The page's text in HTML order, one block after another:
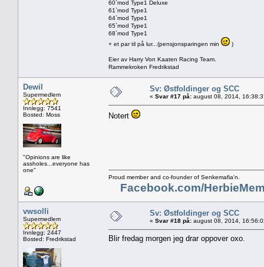
60`mod Type1 Deluxe
61`mod Type1
64`mod Type1
65`mod Type1
68`mod Type1
+ et par til på lur...(pensjonsparingen min
)
Eier av Harry Von Kaaten Racing Team.
Rammekroken Fredrikstad
Dewil
Supermedlem
Innlegg: 7541
Bosted: Moss
"Opinions are like
assholes...everyone has
one"
Sv: Østfoldinger og SCC
« Svar #17 på: august 08, 2014,
Notert
Proud member and co-founder of Senkemafia'n.
Facebook.com/
vwsolli
Supermedlem
Innlegg: 2447
Bosted: Fredrikstad
Sv: Østfoldinger og SCC
« Svar #18 på: august 08, 2014,
Blir fredag morgen jeg drar oppover oxo.